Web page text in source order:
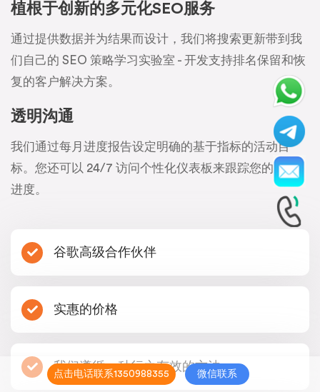
植根于创新的多元化SEO服务
通过提供数据并为结果而设计，我们将搜索更新带到我
们自己的 SEO 策略学习实验室 - 开发支持排名保留和恢
复的客户解决方案。
透明沟通
我们通过每月进度报告设定明确的基于指标的活动目
标。您还可以 24/7 访问个性化仪表板来跟踪您的活动
进度。
谷歌高级合作伙伴
实惠的价格
我们遵循一种行之有效的方法
点击电话联系1350988355 微信联系